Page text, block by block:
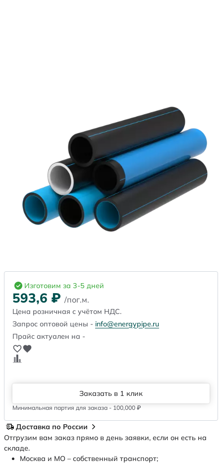
Изготовим за 3-5 дней
593,6 ₽ /пог.м.
Цена розничная с учётом НДС.
Запрос оптовой цены - info@energypipe.ru
Прайс актуален на -
Заказать в 1 клик
Минимальная партия для заказа - 100,000 ₽
Доставка по России
Отгрузим вам заказ прямо в день заявки, если он есть на
складе.
Москва и МО – собственный транспорт;